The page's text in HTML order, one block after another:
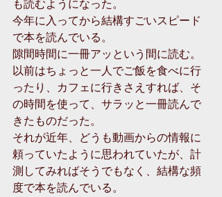
も読むようになった。
今年に入ってから結構すごいスピード
で本を読んでいる。
隙間時間に一冊アッという間に読む。
以前はちょっと一人でご飯を食べに行
ったり、カフェに行きさえすれば、そ
の時間を使って、サラッと一冊読んで
きたものだった。
それが近年、どうも動画からの情報に
頼っていたように思われていたが、計
測してみればそうでもなく、結構な頻
度で本を読んでいる。